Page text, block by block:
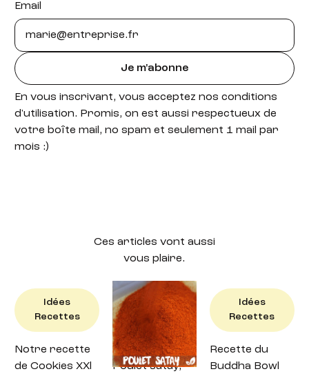
Email
Je m'abonne
En vous inscrivant, vous acceptez nos conditions
d'utilisation. Promis, on est aussi respectueux de
votre boîte mail, no spam et seulement 1 mail par
mois :)
Ces articles vont aussi
vous plaire.
Idées
Recettes
Notre recette
de Cookies XXl
Idées
Recettes
Recette : petit
Poulet satay,
Idées
Recettes
Recette du
Buddha Bowl